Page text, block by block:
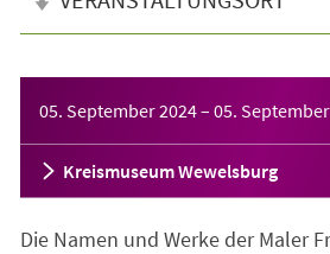
05. September 2024– 05.
Kreismuseum Wewelsburg
Die Namen und Werke der Maler